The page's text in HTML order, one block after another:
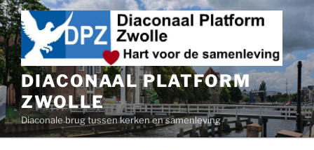
Ga
naar
de
inhoud
DIACONAAL PLATFORM
ZWOLLE
Diaconale brug tussen kerken en samenleving